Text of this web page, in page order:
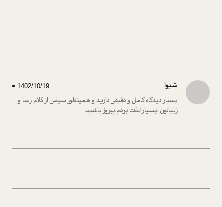
شیوا 1402/10/19
بسیار دیدگاه کامل و دقیقی دارید و همینطور سپاس از کلام رسا و
زیباتون .بسیار لذت بردم.پیروز باشید.